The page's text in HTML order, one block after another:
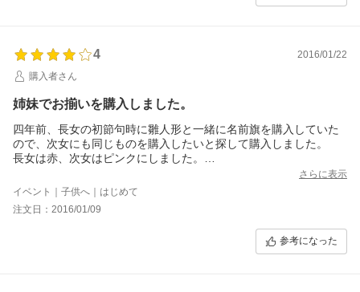
4
2016/01/22
購入者さん
姉妹でお揃いを購入しました。
四年前、長女の初節句時に雛人形と一緒に名前旗を購入していた
ので、次女にも同じものを購入したいと探して購入しました。
長女は赤、次女はピンクにしました。
ピンクは鮮やかな色合いで、２つ並べて飾りましたが可愛いで
す。
さらに表示
イベント｜子供へ｜はじめて
注文日：2016/01/09
参考になった